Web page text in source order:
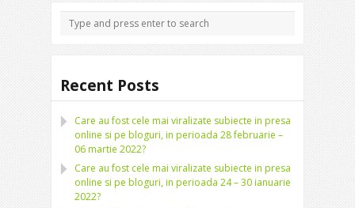
Recent Posts
Care au fost cele mai viralizate subiecte in presa
online si pe bloguri, in perioada 28 februarie –
06 martie 2022?
Care au fost cele mai viralizate subiecte in presa
online si pe bloguri, in perioada 24 – 30 ianuarie
2022?